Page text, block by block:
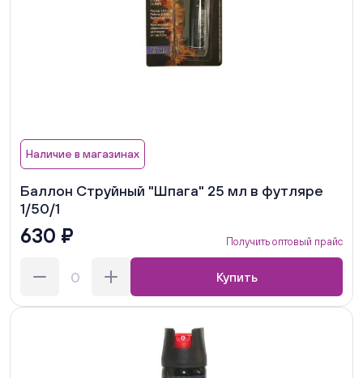
Наличие в магазинах
Баллон Струйный "Шпага" 25 мл в футляре
1/50/1
630 ₽ Получить оптовый прайс
Купить